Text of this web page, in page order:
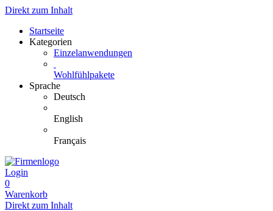
Direkt zum Inhalt
Startseite
Kategorien
Einzelanwendungen
Wohlfühlpakete
Sprache
Deutsch
English
Français
Login
0
Warenkorb
Direkt zum Inhalt